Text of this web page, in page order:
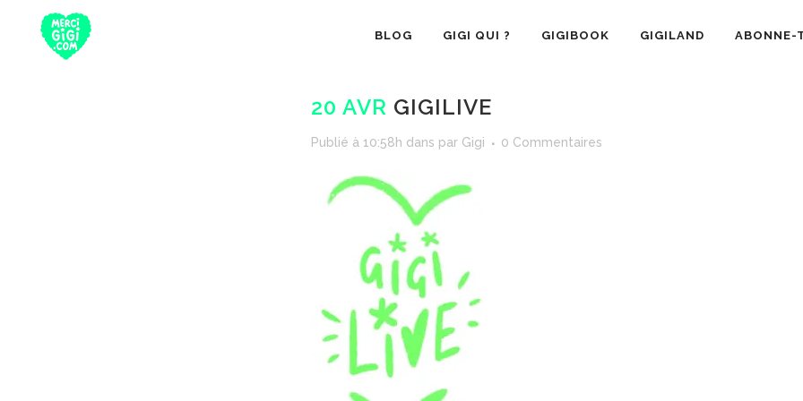
BLOG GIGI QUI ? GIGIBOOK GIGILAND ABONNE-
20 AVR GIGILIVE
Publié à 10:58h dans par Gigi 0 Commentaires